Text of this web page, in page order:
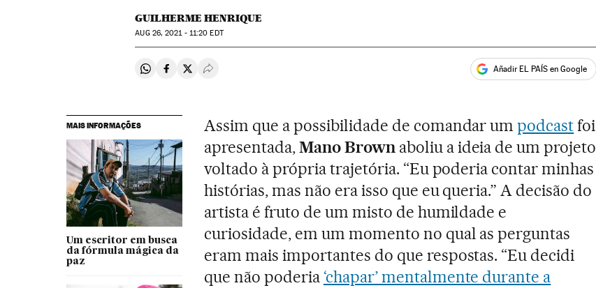
GUILHERME HENRIQUE
AUG26, 2021 - 11:20 EDT
Compartir en Whatsapp
Compartir en Facebook
Compartir en Twitter
Desplegar Redes Sociales Añadir EL PAÍS en Google
MAIS INFORMAÇÕES
Um escritor em busca
da fórmula mágica da
paz
Assim que a possibilidade de comandar umpodcastfoi
apresentada,Mano Brownaboliu a ideia de um projeto
voltado à própria trajetória. “Eu poderia contar minhas
histórias, mas não era isso que eu queria.” A decisão do
artista é fruto de um misto de humildade e
curiosidade, em um momento no qual as perguntas
eram mais importantes do que respostas. “Eu decidi
que não poderia ‘chapar’ mentalmente durante a